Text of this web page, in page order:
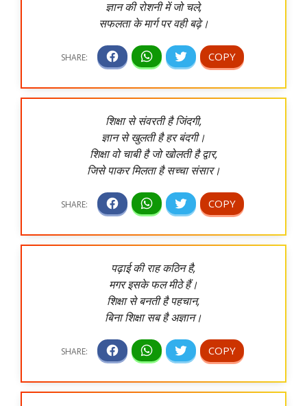
ज्ञान की रोशनी में जो चले,
सफलता के मार्ग पर वही बढ़े।
शिक्षा से संवरती है जिंदगी,
ज्ञान से खुलती है हर बंदगी।
शिक्षा वो चाबी है जो खोलती है द्वार,
जिसे पाकर मिलता है सच्चा संसार।
पढ़ाई की राह कठिन है,
मगर इसके फल मीठे हैं।
शिक्षा से बनती है पहचान,
बिना शिक्षा सब है अज्ञान।